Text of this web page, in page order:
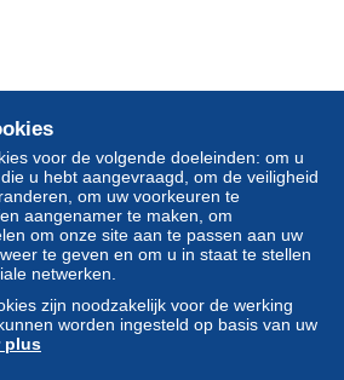
klein formaat)
€ 0,90
Inschrij
gedaan metcredit/debitcardof
saldo. Er worden geen
aan mijn favorieten
voor de volgende doeleinden: om u
u hebt aangevraagd, om de veiligheid
om uw voorkeuren te
aangenamer te maken, om
om onze site aan te passen aan uw
te geven en om u in staat te stellen
netwerken.
zijn noodzakelijk voor de werking
worden ingesteld op basis van uw
plus